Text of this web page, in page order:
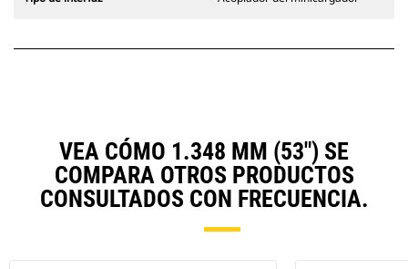
VEA CÓMO 1.348 MM (53") SE
COMPARA OTROS PRODUCTOS
CONSULTADOS CON FRECUENCIA.